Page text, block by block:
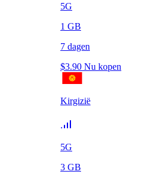
5G
1 GB
7 dagen
$3.90 Nu kopen
Kirgizië
5G
3 GB